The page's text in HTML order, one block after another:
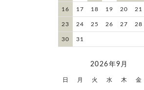
16 17 18 19 20 21
23 24 25 26 27 28
30 31
2026年9月
日 月 火 水 木 金